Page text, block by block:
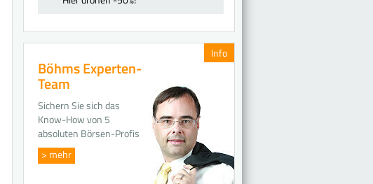
Info
Böhms Experten-
Team
Sichern Sie sich das
Know-How von 5
absoluten Börsen-Profis
> mehr